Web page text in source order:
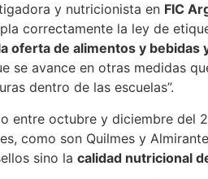
y nutricionista en FIC
correctamente la ley de
oferta de alimentos y bebidas
se avance en otras medidas
dentro de las escuelas”.
entre octubre y diciembre
como son Quilmes y
sino la calidad nutricional